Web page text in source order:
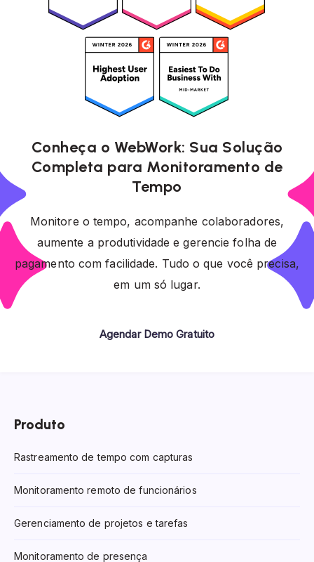
Conheça o WebWork: Sua Solução
Completa para Monitoramento de
Tempo
Monitore o tempo, acompanhe colaboradores,
aumente a produtividade e gerencie folha de
pagamento com facilidade. Tudo o que você precisa,
em um só lugar.
Agendar Demo Gratuito
Produto
Rastreamento de tempo com capturas
Monitoramento remoto de funcionários
Gerenciamento de projetos e tarefas
Monitoramento de presença